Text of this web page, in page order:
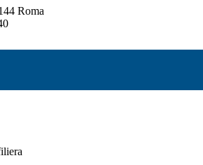
Roma